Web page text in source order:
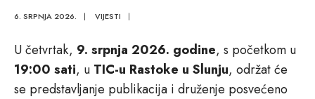
6. SRPNJA 2026. | VIJESTI |
U četvrtak, 9. srpnja 2026. godine, s početkom u
19:00 sati, u TIC-u Rastoke u Slunju, održat će
se predstavljanje publikacija i druženje posvećeno